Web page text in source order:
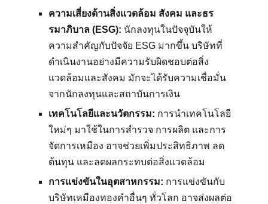
ความเสี่ยงด้านสิ่งแวดล้อม สังคม และธร
รมาภิบาล (ESG): นักลงทุนในปัจจุบันให้
ความสำคัญกับปัจจัย ESG มากขึ้น บริษัทที่
ดำเนินงานอย่างมีความรับผิดชอบต่อสิ่ง
แวดล้อมและสังคม มักจะได้รับความเชื่อมั่น
จากนักลงทุนและสถาบันการเงิน
เทคโนโลยีและนวัตกรรม: การนำเทคโนโลยี
ใหม่ๆ มาใช้ในการสำรวจ การผลิต และการ
จัดการเหมือง อาจช่วยเพิ่มประสิทธิภาพ ลด
ต้นทุน และลดผลกระทบต่อสิ่งแวดล้อม
การแข่งขันในอุตสาหกรรม: การแข่งขันกับ
บริษัทเหมืองทองคำอื่นๆ ทั่วโลก อาจส่งผลต่อ